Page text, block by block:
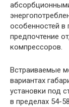
особенностей в
предпочтение
компрессоров.
Встраиваемые
вариантах
установки под
в пределах 54-